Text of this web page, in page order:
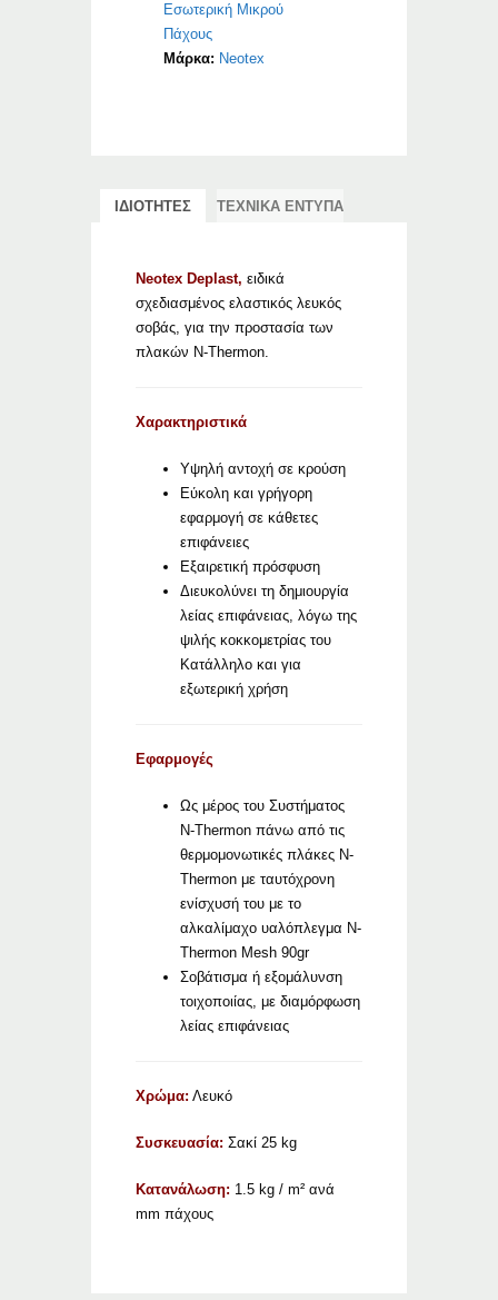
Εσωτερική Μικρού
Πάχους
Μάρκα: Neotex
ΙΔΙΟΤΗΤΕΣ ΤΕΧΝΙΚΑ ΕΝΤΥΠΑ
Neotex Deplast,ειδικά
σχεδιασμένος ελαστικός λευκός
σοβάς, για την προστασία των
πλακών N-Thermon.
Χαρακτηριστικά
Υψηλή αντοχή σε κρούση
Εύκολη και γρήγορη
εφαρμογή σε κάθετες
επιφάνειες
Εξαιρετική πρόσφυση
Διευκολύνει τη δημιουργία
λείας επιφάνειας, λόγω της
ψιλής κοκκομετρίας του
Κατάλληλο και για
εξωτερική χρήση
Εφαρμογές
Ως μέρος του Συστήματος
N-Thermon πάνω από τις
θερμομονωτικές πλάκες N-
Thermon με ταυτόχρονη
ενίσχυσή του με το
αλκαλίμαχο υαλόπλεγμα N-
Thermon Mesh 90gr
Σοβάτισμα ή εξομάλυνση
τοιχοποιίας, με διαμόρφωση
λείας επιφάνειας
Χρώμα: Λευκό
Συσκευασία: Σακί 25 kg
Κατανάλωση: 1.5 kg / m² ανά
mm πάχους